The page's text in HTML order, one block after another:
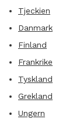
Tjeckien
Danmark
Finland
Frankrike
Tyskland
Grekland
Ungern